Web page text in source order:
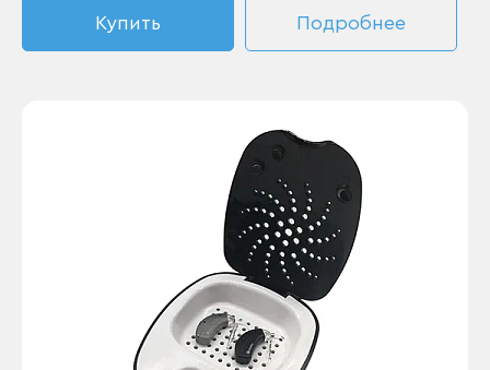
Купить Подробнее